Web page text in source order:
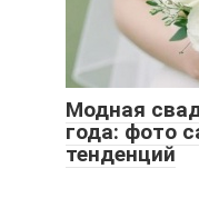
Модная
года: фото
тенденций